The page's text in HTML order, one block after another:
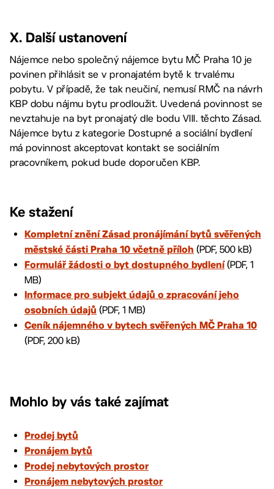
X. Další ustanovení
Nájemce nebo společný nájemce bytu MČ Praha 10 je
povinen přihlásit se v pronajatém bytě k trvalému
pobytu. V případě, že tak neučiní, nemusí RMČ na návrh
KBP dobu nájmu bytu prodloužit. Uvedená povinnost se
nevztahuje na byt pronajatý dle bodu VIII. těchto Zásad.
Nájemce bytu z kategorie Dostupné a sociální bydlení
má povinnost akceptovat kontakt se sociálním
pracovníkem, pokud bude doporučen KBP.
Ke stažení
Kompletní znění Zásad pronájímání bytů svěřených
městské části Praha 10 včetně příloh (PDF, 500 kB)
Formulář žádosti o byt dostupného bydlení(PDF, 1
MB)
Informace pro subjekt údajů o zpracování jeho
osobních údajů (PDF, 1 MB)
Ceník nájemného v bytech svěřených MČ Praha 10
(PDF, 200 kB)
Mohlo by vás také zajímat
Prodej bytů
Pronájem bytů
Prodej nebytových prostor
Pronájem nebytových prostor